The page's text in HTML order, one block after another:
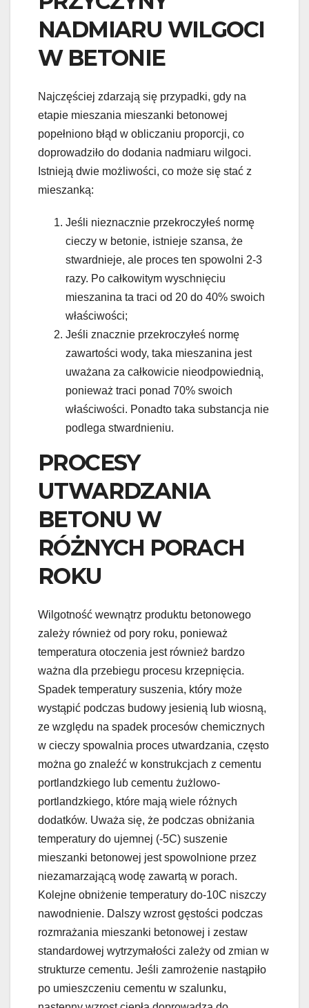
NADMIARU WILGOCI
W BETONIE
Najczęściej zdarzają się przypadki, gdy na
etapie mieszania mieszanki betonowej
popełniono błąd w obliczaniu proporcji, co
doprowadziło do dodania nadmiaru wilgoci.
Istnieją dwie możliwości, co może się stać z
mieszanką:
Jeśli nieznacznie przekroczyłeś normę
cieczy w betonie, istnieje szansa, że
stwardnieje, ale proces ten spowolni 2-3
razy. Po całkowitym wyschnięciu
mieszanina ta traci od 20 do 40% swoich
właściwości;
Jeśli znacznie przekroczyłeś normę
zawartości wody, taka mieszanina jest
uważana za całkowicie nieodpowiednią,
ponieważ traci ponad 70% swoich
właściwości. Ponadto taka substancja nie
podlega stwardnieniu.
PROCESY
UTWARDZANIA
BETONU W
RÓŻNYCH PORACH
ROKU
Wilgotność wewnątrz produktu betonowego
zależy również od pory roku, ponieważ
temperatura otoczenia jest również bardzo
ważna dla przebiegu procesu krzepnięcia.
Spadek temperatury suszenia, który może
wystąpić podczas budowy jesienią lub wiosną,
ze względu na spadek procesów chemicznych
w cieczy spowalnia proces utwardzania, często
można go znaleźć w konstrukcjach z cementu
portlandzkiego lub cementu żużlowo-
portlandzkiego, które mają wiele różnych
dodatków. Uważa się, że podczas obniżania
temperatury do ujemnej (-5C) suszenie
mieszanki betonowej jest spowolnione przez
niezamarzającą wodę zawartą w porach.
Kolejne obniżenie temperatury do-10C niszczy
nawodnienie. Dalszy wzrost gęstości podczas
rozmrażania mieszanki betonowej i zestaw
standardowej wytrzymałości zależy od zmian w
strukturze cementu. Jeśli zamrożenie nastąpiło
po umieszczeniu cementu w szalunku,